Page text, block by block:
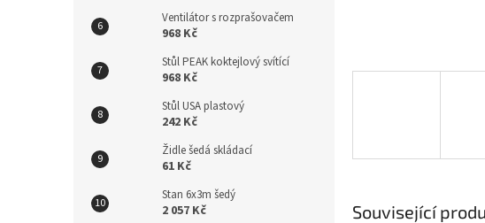
Ventilátor s rozprašovačem
968 Kč
Stůl PEAK koktejlový svítící
968 Kč
Stůl USA plastový
242 Kč
Židle šedá skládací
61 Kč
Stan 6x3m šedý
2 057 Kč Související